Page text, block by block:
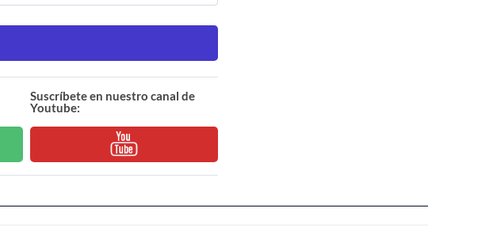
Suscríbete en nuestro canal de
Youtube: